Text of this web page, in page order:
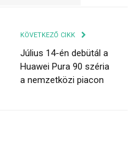
KÖVETKEZŐ CIKK
Július 14-én debütál a
Huawei Pura 90 széria
a nemzetközi piacon